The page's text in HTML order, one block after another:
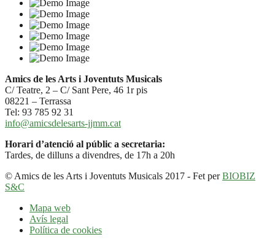
Amics de les Arts i Joventuts Musicals
C/ Teatre, 2 – C/ Sant Pere, 46 1r pis
08221 – Terrassa
Tel: 93 785 92 31
info@amicsdelesarts-jjmm.cat
Horari d’atenció al públic a secretaria:
Tardes, de dilluns a divendres, de 17h a 20h
© Amics de les Arts i Joventuts Musicals 2017 - Fet perBIOBIZ
S&C
Mapa web
Avís legal
Política de cookies